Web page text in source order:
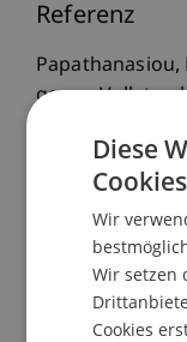
Referenz
Papathanasiou,
gegen
Festkleben auf
Beschl. v.
Zeitschrift für
Diese
Wir
Wir setzen
Cookies